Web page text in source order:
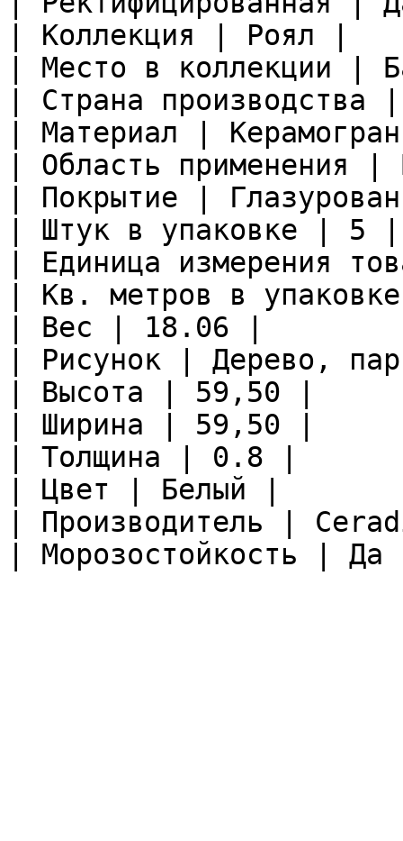
| Коллекция | Роял |
| Место в коллекции |
| Страна
| Материал |
| Область применения
| Покрытие |
| Штук в упаковке | 5 |
| Единица измерения
| Кв. метров в
| Вес | 18.06 |
| Рисунок | Дерево,
| Высота | 59,50 |
| Ширина | 59,50 |
| Толщина | 0.8 |
| Цвет | Белый |
| Производитель |
| Морозостойкость |